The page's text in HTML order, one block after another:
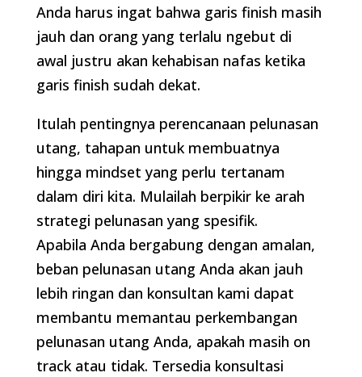
Anda harus ingat bahwa garis finish masih
jauh dan orang yang terlalu ngebut di
awal justru akan kehabisan nafas ketika
garis finish sudah dekat.
Itulah pentingnya perencanaan pelunasan
utang, tahapan untuk membuatnya
hingga mindset yang perlu tertanam
dalam diri kita. Mulailah berpikir ke arah
strategi pelunasan yang spesifik.
Apabila Anda bergabung dengan amalan,
beban pelunasan utang Anda akan jauh
lebih ringan dan konsultan kami dapat
membantu memantau perkembangan
pelunasan utang Anda, apakah masih on
track atau tidak. Tersedia konsultasi